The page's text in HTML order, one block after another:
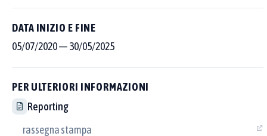
Cerca tra le 250 buone pratiche censite
Se scrivi più parole, basta che almeno una compaia
DATA INIZIO E FINE
05/07/2020—30/05/2025
PER ULTERIORI INFORMAZIONI
Reporting
rassegna stampa